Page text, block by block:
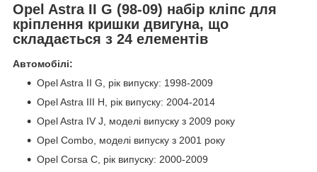
Opel Astra II G (98-09) набір кліпс для
кріплення кришки двигуна, що
складається з 24 елементів
Автомобілі:
Opel Astra II G, рік випуску: 1998-2009
Opel Astra III H, рік випуску: 2004-2014
Opel Astra IV J, моделі випуску з 2009 року
Opel Combo, моделі випуску з 2001 року
Opel Corsa C, рік випуску: 2000-2009